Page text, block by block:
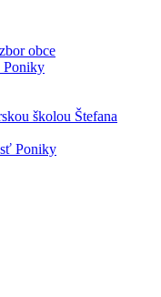
obce
Poniky
školou Štefana
Poniky